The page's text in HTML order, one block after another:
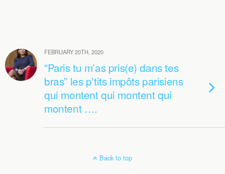
FEBRUARY 20TH, 2020
“Paris tu m’as pris(e) dans tes
bras” les p’tits impôts parisiens
qui montent qui montent qui
montent ….
Back to top